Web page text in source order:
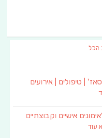
הכל
| טיפולים | אירועים
עוד